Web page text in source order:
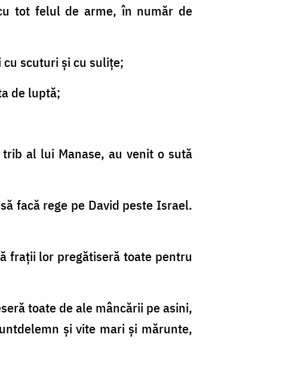
tot felul de arme, în număr de
scuturi şi cu suliţe;
de luptă;
al lui Manase, au venit o sută
facă rege pe David peste Israel.
fraţii lor pregătiseră toate pentru
toate de ale mâncării pe asini,
şi vite mari şi mărunte,